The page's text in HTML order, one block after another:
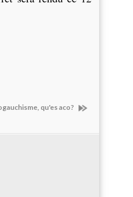
qu'es aco?